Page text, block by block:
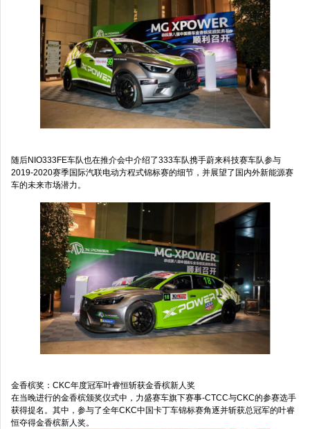
随后NIO333FE车队也在推介会中介绍了333车队携手蔚来科技赛车队参与
2019-2020赛季国际汽联电动方程式锦标赛的细节，并展望了国内外新能源赛
车的未来市场潜力。
金香槟奖：CKC年度冠军叶睿恒斩获金香槟新人奖
在当晚进行的金香槟颁奖仪式中，力盛赛车旗下赛事-CTCC与CKC的参赛选手
获得提名。其中，参与了全年CKC中国卡丁车锦标赛角逐并斩获总冠军的叶睿
恒夺得金香槟新人奖。